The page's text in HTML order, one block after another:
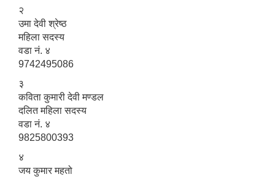
२
उमा देवी श्रेष्ठ
महिला सदस्य
वडा नं. ४
9742495086
३
कविता कुमारी देवी मण्डल
दलित महिला सदस्य
वडा नं. ४
9825800393
४
जय कुमार महतो